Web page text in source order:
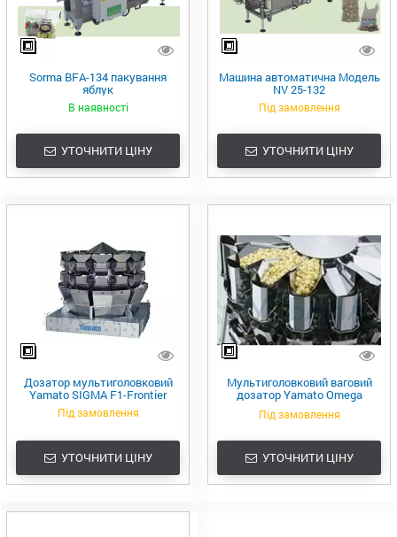
Sorma BFA-134 пакування
яблук
В наявності
УТОЧНИТИ ЦІНУ
Машина автоматична Модель
NV 25-132
Під замовлення
УТОЧНИТИ ЦІНУ
Дозатор мультиголовковий
Yamato SIGMA F1-Frontier
Під замовлення
УТОЧНИТИ ЦІНУ
Мультиголовковий ваговий
дозатор Yamato Omega
Під замовлення
УТОЧНИТИ ЦІНУ